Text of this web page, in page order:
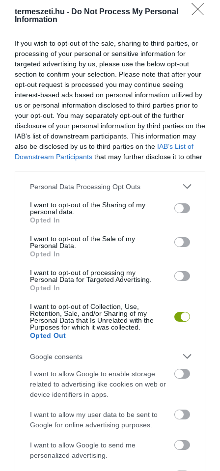
termeszeti.hu - Do Not Process My Personal
Information
If you wish to opt-out of the sale, sharing to third parties, or
processing of your personal or sensitive information for
targeted advertising by us, please use the below opt-out
section to confirm your selection. Please note that after your
opt-out request is processed you may continue seeing
interest-based ads based on personal information utilized by
us or personal information disclosed to third parties prior to
your opt-out. You may separately opt-out of the further
disclosure of your personal information by third parties on the
IAB’s list of downstream participants. This information may
also be disclosed by us to third parties on the IAB’s List of
Downstream Participants that may further disclose it to other
Please note that this website/app uses one or more Google
not limited to your visit or usage behaviour. You may click to
grant or deny consent to Google and its third-party tags to
use your data for below specified purposes in below Google
consent section.
Personal Data Processing Opt Outs
I want to opt-out of the Sharing of my
personal data.
Opted In
I want to opt-out of the Sale of my
Personal Data.
Opted In
I want to opt-out of processing my
Personal Data for Targeted Advertising.
Opted In
I want to opt-out of Collection, Use,
Retention, Sale, and/or Sharing of my
Personal Data that Is Unrelated with the
Purposes for which it was collected.
Opted Out
Google consents
I want to allow Google to enable storage
related to advertising like cookies on web or
device identifiers in apps.
I want to allow my user data to be sent to
Google for online advertising purposes.
I want to allow Google to send me
personalized advertising.
ELŐZŐ CIKK
A JÉG ALATT NEM ÜRESSÉG VAN: ÓRIÁSI REJTETT TÁJ HÚZÓDIK
A NÖVÉNYEK, AMELYEK NEM KÉRNEK ÚTLEVELET — ÉS A
MELEGEDŐ KLÍMA MÉG SEGÍTHET IS NEKIK
HASONLÓ ÉRDEKESSÉGEK